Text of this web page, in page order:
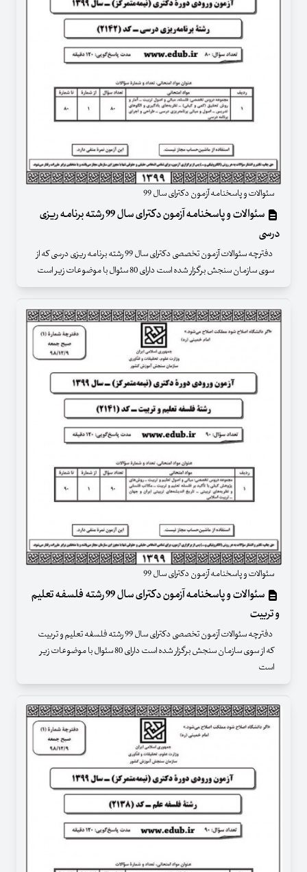
سئوالات و پاسخنامه آزمون دکترای سال 99
سئوالات و پاسخنامه آزمون دکترای سال 99 رشته برنامه ریزی
درسی
دفترچه سئوالات آزمون تخصصی دکترای سال 99 رشته برنامه ریزی درسی که از
سوی سازمان سنجش برگزار شده است دارای 80 سئوال با موضوعات زیر است
سئوالات و پاسخنامه آزمون دکترای سال 99
سئوالات و پاسخنامه آزمون دکترای سال 99 رشته فلسفه تعلیم
و تربیت
دفترچه سئوالات آزمون تخصصی دکترای سال 99 رشته فلسفه تعلیم و تربیت
که از سوی سازمان سنجش برگزار شده است دارای 80 سئوال با موضوعات زیر
است